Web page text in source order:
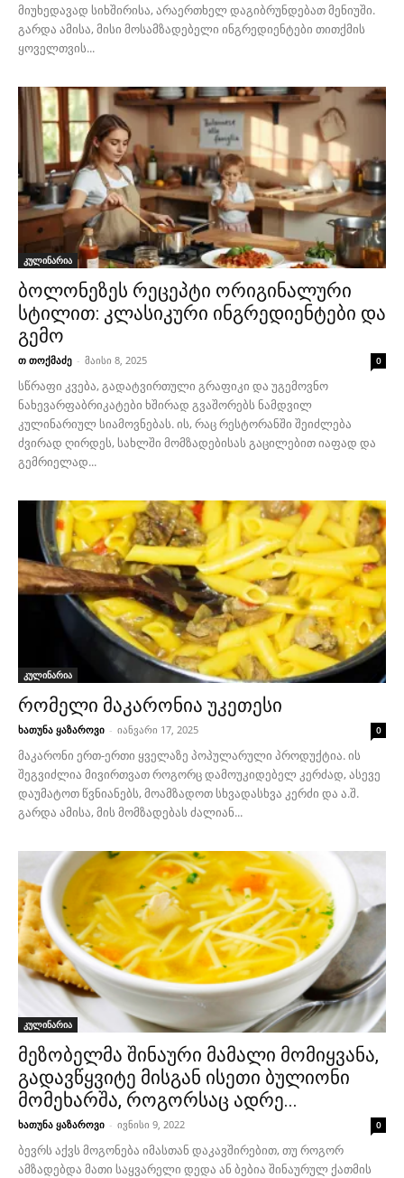
მიუხედავად სიხშირისა, არაერთხელ დაგიბრუნდებათ მენიუში.
გარდა ამისა, მისი მოსამზადებელი ინგრედიენტები თითქმის
ყოველთვის...
კულინარია
ბოლონეზეს რეცეპტი ორიგინალური
სტილით: კლასიკური ინგრედიენტები და
გემო
თ თოქმაძე - მაისი 8, 2025 0
სწრაფი კვება, გადატვირთული გრაფიკი და უგემოვნო
ნახევარფაბრიკატები ხშირად გვაშორებს ნამდვილ
კულინარიულ სიამოვნებას. ის, რაც რესტორანში შეიძლება
ძვირად ღირდეს, სახლში მომზადებისას გაცილებით იაფად და
გემრიელად...
კულინარია
რომელი მაკარონია უკეთესი
ხათუნა ყაზაროვი - იანვარი 17, 2025 0
მაკარონი ერთ-ერთი ყველაზე პოპულარული პროდუქტია. ის
შეგვიძლია მივირთვათ როგორც დამოუკიდებელ კერძად, ასევე
დაუმატოთ წვნიანებს, მოამზადოთ სხვადასხვა კერძი და ა.შ.
გარდა ამისა, მის მომზადებას ძალიან...
კულინარია
მეზობელმა შინაური მამალი მომიყვანა,
გადავწყვიტე მისგან ისეთი ბულიონი
მომეხარშა, როგორსაც ადრე...
ხათუნა ყაზაროვი - ივნისი 9, 2022 0
ბევრს აქვს მოგონება იმასთან დაკავშირებით, თუ როგორ
ამზადებდა მათი საყვარელი დედა ან ბებია შინაურულ ქათმის